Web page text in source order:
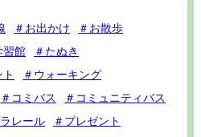
＃お出かけ
＃お散歩
習館
＃たぬき
＃ウォーキング
＃コミバス
＃コミュニティバス
レール
＃プレゼント